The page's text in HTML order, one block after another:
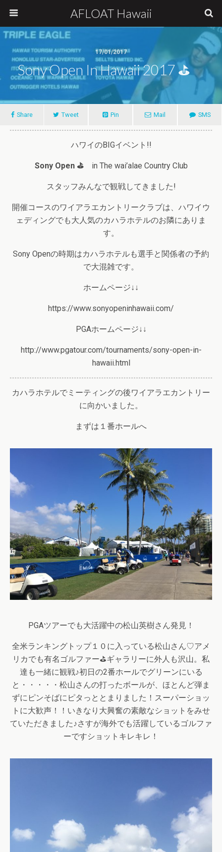
AFLOAT Hawaii
17/01/2017
Sony Open In Hawaii 2017 ⛳
Share Tweet Pin Mail SMS
ハワイのBIGイベント!!
Sony Open ⛳ in The wai’alae Country Club
スタッフみんなで観戦してきました!
開催コースのワイアラエカントリークラブは、ハワイウ
ェディングでも大人気のカハラホテルのお隣にありま
す。
Sony Openの時期はカハラホテルも選手と関係者の予約
で大混雑です。
ホームページ↓↓
https://www.sonyopeninhawaii.com/
PGAホームページ↓↓
http://www.pgatour.com/tournaments/sony-open-in-
hawaii.html
カハラホテルでミーティングの後ワイアラエカントリー
に向かいました。
まずは１番ホールへ
PGAツアーでも大活躍中の松山英樹さん発見！
全米ランキングトップ１０に入っている松山さん♡アメ
リカでも有名ゴルファー⛳ギャラリーに外人も沢山。私
達も一緒に観戦♪初日の2番ホールでグリーンにいる
と・・・・・松山さんの打ったボールが、ほとんど弾ま
ずにピンそばにピタっととまりました！スーパーショッ
トに大歓声！！いきなり大興奮の素敵なショットをみせ
ていただきました♪さすが海外でも活躍しているゴルファ
ーですショットキレキレ！